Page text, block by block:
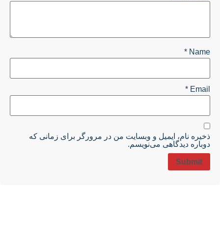
Name
*
Email
*
ذخیره نام، ایمیل و وبسایت من در مرورگر برای زمانی که
دوباره دیدگاهی می‌نویسم.